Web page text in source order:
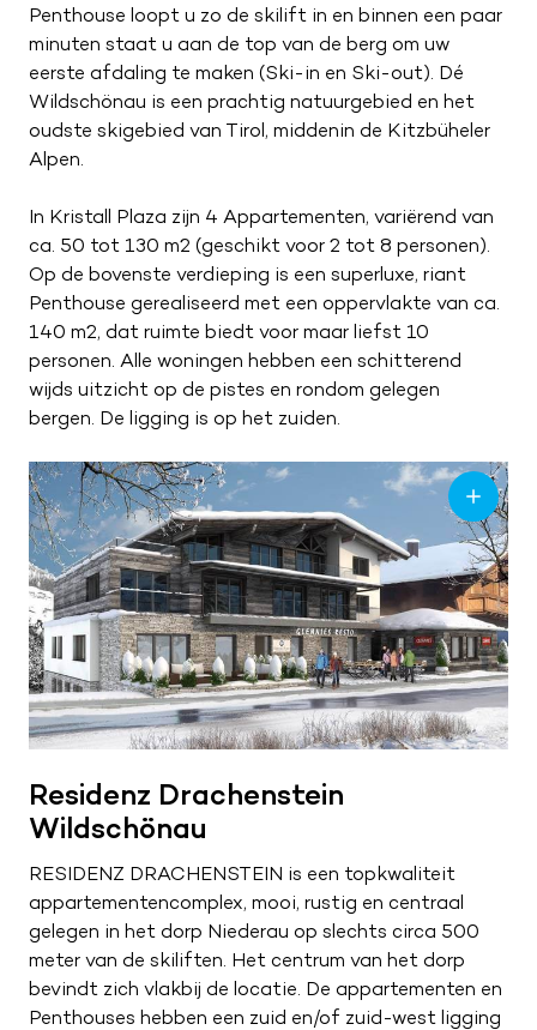
DO
09:00 – 17:00
VR
09:00 – 21:00
ZA
09:00 – 17:00
ZO
Gesloten
Penthouse loopt u zo de skilift in en binnen een paar
minuten staat u aan de top van de berg om uw
eerste afdaling te maken (Ski-in en Ski-out). Dé
Wildschönau is een prachtig natuurgebied en het
oudste skigebied van Tirol, middenin de Kitzbüheler
Alpen.
In Kristall Plaza zijn 4 Appartementen, variërend van
ca. 50 tot 130 m2 (geschikt voor 2 tot 8 personen).
Op de bovenste verdieping is een superluxe, riant
Penthouse gerealiseerd met een oppervlakte van ca.
140 m2, dat ruimte biedt voor maar liefst 10
personen. Alle woningen hebben een schitterend
wijds uitzicht op de pistes en rondom gelegen
bergen. De ligging is op het zuiden.
Residenz Drachenstein
Wildschönau
RESIDENZ DRACHENSTEIN is een topkwaliteit
appartementencomplex, mooi, rustig en centraal
gelegen in het dorp Niederau op slechts circa 500
meter van de skiliften. Het centrum van het dorp
bevindt zich vlakbij de locatie. De appartementen en
Penthouses hebben een zuid en/of zuid-west ligging